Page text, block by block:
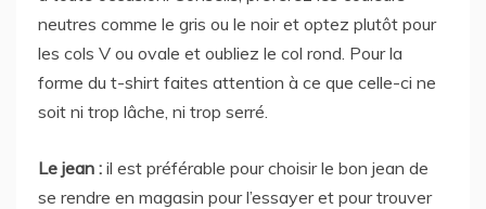
neutres comme le gris ou le noir et optez plutôt pour
les cols V ou ovale et oubliez le col rond. Pour la
forme du t-shirt faites attention à ce que celle-ci ne
soit ni trop lâche, ni trop serré.
Le jean : il est préférable pour choisir le bon jean de
se rendre en magasin pour l’essayer et pour trouver